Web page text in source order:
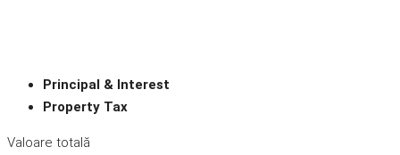
Principal & Interest
Property Tax
Valoare totală